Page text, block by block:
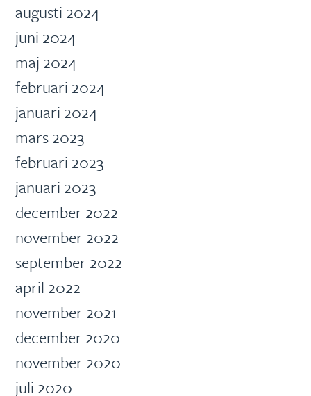
augusti 2024
juni 2024
maj 2024
februari 2024
januari 2024
mars 2023
februari 2023
januari 2023
december 2022
november 2022
september 2022
april 2022
november 2021
december 2020
november 2020
juli 2020